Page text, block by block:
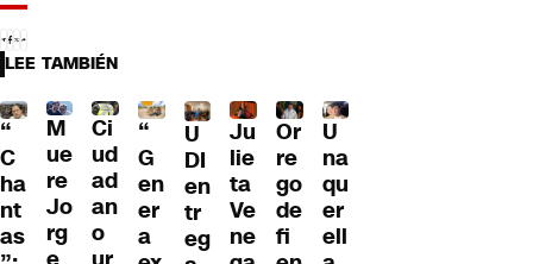
LEE TAMBIÉN
“
C
ha
nt
as
M
ue
re
Jo
rg
Ci
ud
ad
an
o
“
G
en
er
a
U
DI
en
tr
eg
Ju
lie
ta
Ve
ne
Or
re
go
de
fi
U
na
qu
er
ell